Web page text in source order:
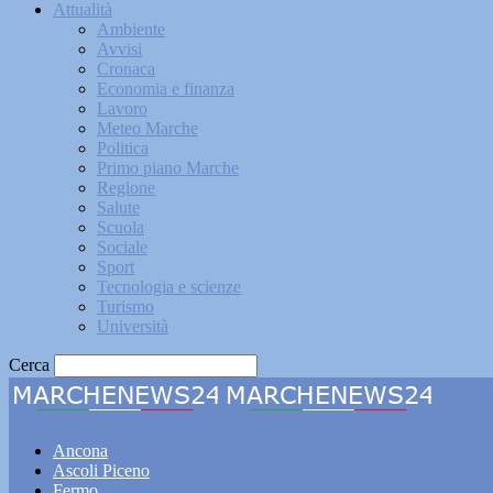
Attualità
Ambiente
Avvisi
Cronaca
Economia e finanza
Lavoro
Meteo Marche
Politica
Primo piano Marche
Regione
Salute
Scuola
Sociale
Sport
Tecnologia e scienze
Turismo
Università
Cerca
Ancona
Ascoli Piceno